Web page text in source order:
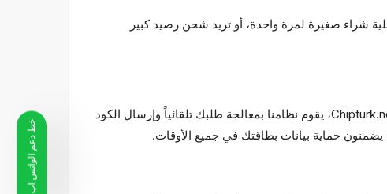
شراء صغيرة لمرة واحدة، أو تريد شحن رصيد كبير
يُعد سرعة التسليم من أهم العناصر في عمليات شراء المنتجات الرقمية. بمجرد اكتمال عملية شراء كود جوجل بلاي في Chipturk.net، يقوم نظامنا بمعالجة طلبك تلقائياً وإرسال الكود
خط دعم الواتس اب